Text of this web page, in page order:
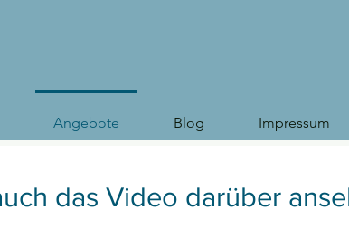
Angebote Blog Impressum
das Video darüber